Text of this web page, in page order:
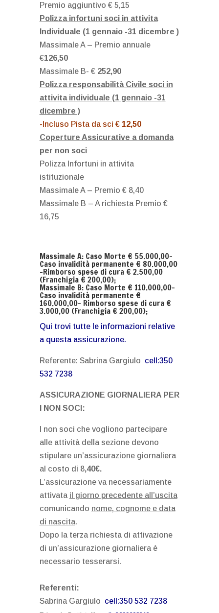
Premio aggiuntivo € 5,15
Polizza infortuni soci in attivita
Individuale (1 gennaio -31 dicembre )
Massimale A – Premio annuale
€126,50
Massimale B- € 252,90
Polizza responsabilità Civile soci in
attivita individuale (1 gennaio -31
dicembre )
-Incluso Pista da sci € 12,50
Coperture Assicurative a domanda
per non soci
Polizza Infortuni in attivita
istituzionale
Massimale A – Premio € 8,40
Massimale B – A richiesta Premio €
16,75
Massimale A: Caso Morte € 55.000,00-
Caso invalidità permanente € 80.000,00
-Rimborso spese di cura € 2.500,00
(Franchigia € 200,00);
Massimale B: Caso Morte € 110.000,00-
Caso invalidità permanente €
160.000,00- Rimborso spese di cura €
3.000,00 (Franchigia € 200,00);
Qui trovi tutte le informazioni relative
a questa assicurazione.
Referente: Sabrina Gargiulo cell:350
532 7238
ASSICURAZIONE GIORNALIERA PER
I NON SOCI:
I non soci che vogliono partecipare
alle attività della sezione devono
stipulare un’assicurazione giornaliera
al costo di 8,40€.
L’assicurazione va necessariamente
attivata il giorno precedente all’uscita
comunicando nome, cognome e data
di nascita.
Dopo la terza richiesta di attivazione
di un’assicurazione giornaliera è
necessario tesserarsi.
Referenti:
Sabrina Gargiulo cell:350 532 7238